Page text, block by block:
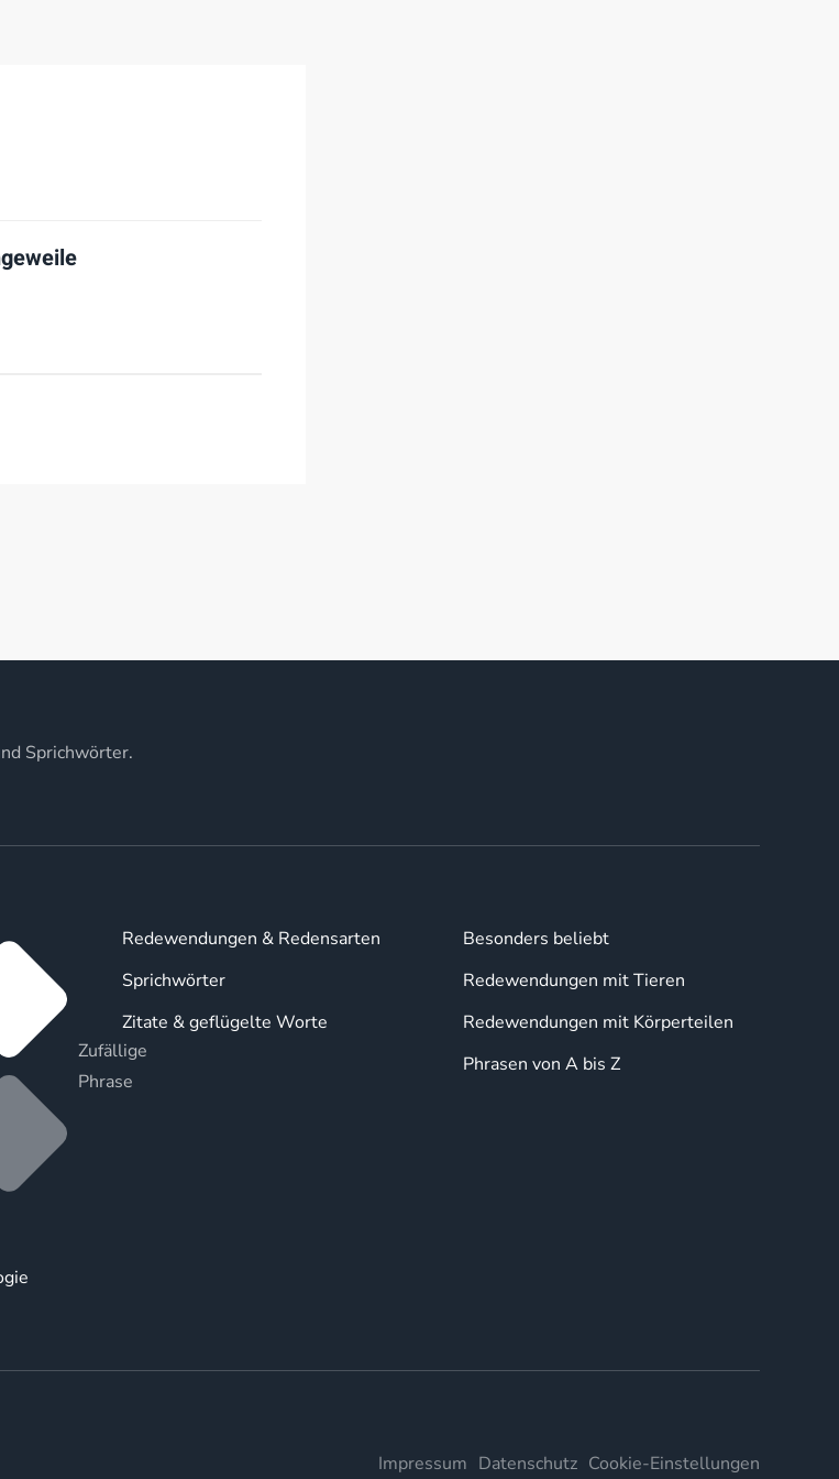
Sprichwörter.
Zufällige
Phrase
Redewendungen & Redensarten
Sprichwörter
Zitate & geflügelte Worte
Besonders beliebt
Redewendungen mit Tieren
Redewendungen mit Körperteilen
Phrasen von A bis Z
Impressum Datenschutz Cookie-Einstellungen